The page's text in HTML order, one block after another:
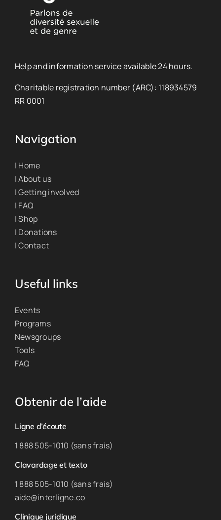
Help and information service available 24 hours.
Charitable registration number (ARC): 118934579
RR 0001
Navigation
| Home
| About us
| Getting involved
| FAQ
| Shop
| Donations
| Contact
Useful links
Events
Programs
Newsgroups
Tools
FAQ
Obtenir de l’aide
Ligne d’écoute
1 888 505-1010 (sans frais)
Clavardage et texto
1 888 505-1010 (sans frais)
aide@interligne.co
Clinique juridique